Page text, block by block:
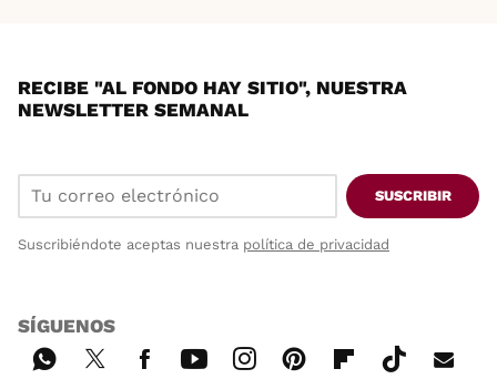
RECIBE "AL FONDO HAY SITIO", NUESTRA
NEWSLETTER SEMANAL
SUSCRIBIR
Suscribiéndote aceptas nuestra política de privacidad
SÍGUENOS